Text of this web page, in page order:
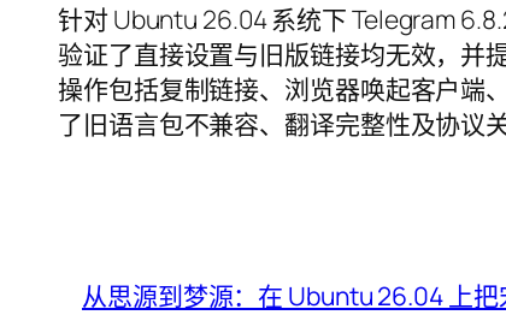
针对 Ubuntu 26.04 系统下 Telegram
验证了直接设置与旧版链接均无效，并
操作包括复制链接、浏览器唤起客户端
了旧语言包不兼容、翻译完整性及协议
从思源到梦源：在 Ubuntu 26.04 上把